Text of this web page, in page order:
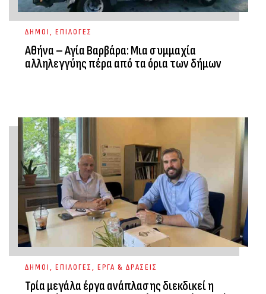
ΔΗΜΟΙ, ΕΠΙΛΟΓΕΣ
Αθήνα – Αγία Βαρβάρα: Μια συμμαχία
αλληλεγγύης πέρα από τα όρια των δήμων
ΔΗΜΟΙ, ΕΠΙΛΟΓΕΣ, ΕΡΓΑ & ΔΡΑΣΕΙΣ
Τρία μεγάλα έργα ανάπλασης διεκδικεί η